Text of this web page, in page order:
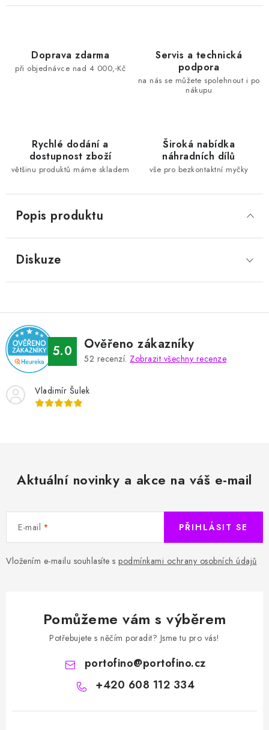
Doprava zdarma
při objednávce nad 4 000,-Kč
Servis a technická
podpora
na nás se můžete spolehnout i po
nákupu
Rychlé dodání a
dostupnost zboží
většinu produktů máme skladem
Široká nabídka
náhradních dílů
vše pro bezkontaktní myčky
Popis produktu
Diskuze
5.0 Ověřeno zákazníky
52 recenzí. Zobrazit všechny recenze
Vladimír Šulek
Aktuální novinky a akce na váš e-mail
E-mail
Vložením e-mailu souhlasíte s podmínkami ochrany osobních údajů
PŘIHLÁSIT SE
Pomůžeme vám s výběrem
Potřebujete s něčím poradit? Jsme tu pro vás!
portofino@portofino.cz
+420 608 112 334